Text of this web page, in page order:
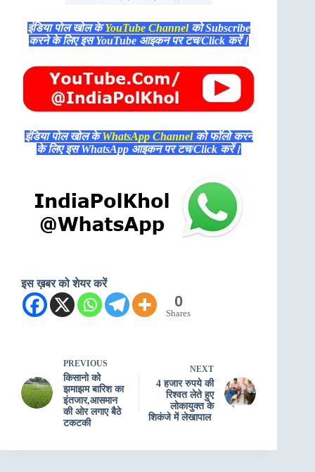
इंडिया पोल खोल केYouTube Channelको Subscribe
करने के लिए इस YouTube आइकन पर टच/Click करें।
इंडिया पोल खोल केWhatsApp Channelको फॉलो करने
के लिए इस WhatsApp आइकन पर टच/Click करें।
इस ख़बर को शेयर करें
0
Shares
PREVIOUS
किसानो को
झमाझम बारिश का
इंतजार,आसमान
की ओर लगाए बैठे
टकटकी
NEXT
4 हजार रुपये की
रिश्वत लेते हुए
लोकायुक्त के
शिकंजे में लेखापाल